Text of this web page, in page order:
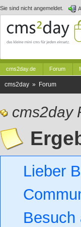
Sie sind nicht angemeldet.
cms2day.de Forum
cms2day » Forum
cms2day
Lieber